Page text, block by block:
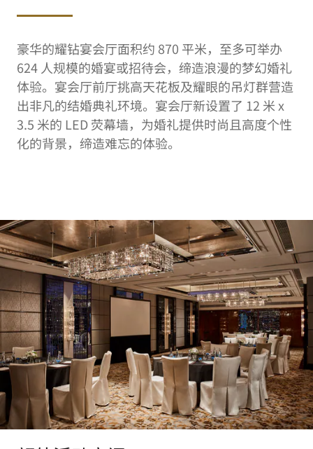
豪华的耀钻宴会厅面积约 870 平米，至多可举办
624 人规模的婚宴或招待会，缔造浪漫的梦幻婚礼
体验。宴会厅前厅挑高天花板及耀眼的吊灯群营造
出非凡的结婚典礼环境。宴会厅新设置了 12 米 x
3.5 米的 LED 荧幕墙，为婚礼提供时尚且高度个性
化的背景，缔造难忘的体验。